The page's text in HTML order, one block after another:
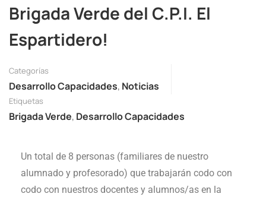
Brigada Verde del C.P.I. El
Espartidero!
Categorías
Desarrollo Capacidades, Noticias
Etiquetas
Brigada Verde, Desarrollo Capacidades
Un total de 8 personas (familiares de nuestro
alumnado y profesorado) que trabajarán codo con
codo con nuestros docentes y alumnos/as en la